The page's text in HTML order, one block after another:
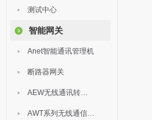
测试中心
智能网关
Anet智能通讯管理机
断路器网关
AEW无线通讯转换器
AWT系列无线通信终端